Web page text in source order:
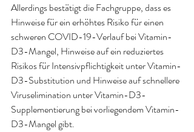
Allerdings bestätigt die Fachgruppe, dass es
Hinweise für ein erhöhtes Risiko für einen
schweren COVID-19-Verlauf bei Vitamin-
D3-Mangel, Hinweise auf ein reduziertes
Risikos für Intensivpflichtigkeit unter Vitamin-
D3-Substitution und Hinweise auf schnellere
Viruselimination unter Vitamin-D3-
Supplementierung bei vorliegendem Vitamin-
D3-Mangel gibt.